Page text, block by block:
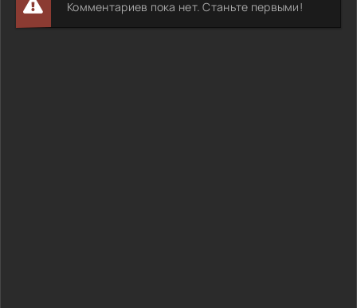
Комментариев пока нет. Станьте первыми!